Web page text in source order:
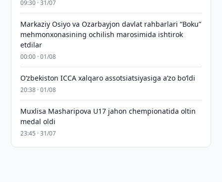
09:30 · 31/07
Markaziy Osiyo va Ozarbayjon davlat rahbarlari “Boku”
mehmonxonasining ochilish marosimida ishtirok
etdilar
00:00 · 01/08
O‘zbekiston ICCA xalqaro assotsiatsiyasiga aʼzo bo‘ldi
20:38 · 01/08
Muxlisa Masharipova U17 jahon chempionatida oltin
medal oldi
23:45 · 31/07